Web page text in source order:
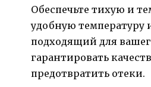
Обеспечьте тихую и
удобную температуру
подходящий для
гарантировать
предотвратить отеки.